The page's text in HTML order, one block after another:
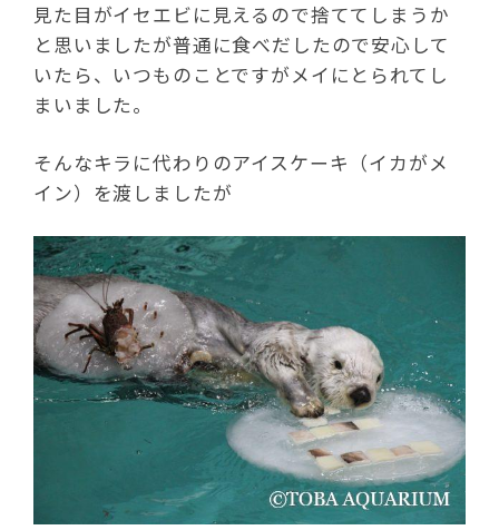
見た目がイセエビに見えるので捨ててしまうか
と思いましたが普通に食べだしたので安心して
いたら、いつものことですがメイにとられてし
まいました。
そんなキラに代わりのアイスケーキ（イカがメ
イン）を渡しましたが